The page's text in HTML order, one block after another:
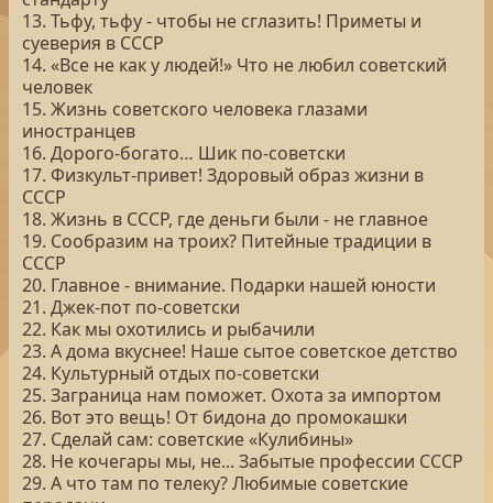
13. Тьфу, тьфу - чтобы не сглазить! Приметы и
суеверия в СССР
14. «Все не как у людей!» Что не любил советский
человек
15. Жизнь советского человека глазами
иностранцев
16. Дорого-богато… Шик по-советски
17. Физкульт-привет! Здоровый образ жизни в
СССР
18. Жизнь в СССР, где деньги были - не главное
19. Сообразим на троих? Питейные традиции в
СССР
20. Главное - внимание. Подарки нашей юности
21. Джек-пот по-советски
22. Как мы охотились и рыбачили
23. А дома вкуснее! Наше сытое советское детство
24. Культурный отдых по-советски
25. Заграница нам поможет. Охота за импортом
26. Вот это вещь! От бидона до промокашки
27. Сделай сам: советские «Кулибины»
28. Не кочегары мы, не... Забытые профессии СССР
29. А что там по телеку? Любимые советские